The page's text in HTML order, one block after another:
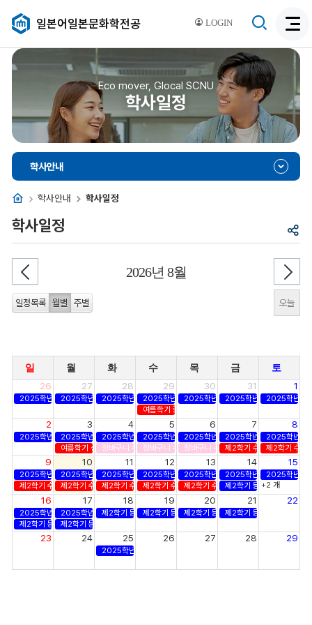
LOGIN
일본어일본문화학전공
색
활
성
색
Eco mover, Glocal SCNU
학사일정
홈 학사안내 학사일정
학사안내
공
학사일정
오늘
일정목록 월별 주별
2026년 8월
일 월 화 수 목 금 토
26 27 28 29 30 31 1
2025학년도 후기 졸업사정
2025학년도 후기 졸업사정
2025학년도 후기 졸업사정
2025학년도 후기 졸업사정
2025학년도 후기 졸업사정
2025학년도 후기 졸업사정
2025학년도
여름학기 종강
2 3 4 5 6 7 8
2025학년도 후기 졸업사정
2025학년도 후기 졸업사정
2025학년도 후기 졸업사정
2025학년도 후기 졸업사정
2025학년도 후기 졸업사정
2025학년도 후기 졸업사정
2025학년도
여름학기 성적 확정장바구니 수강신청장바구니 수강신청장바구니 수강신청제2학기 수강신청제2학기 수강
9 10 11 12 13 14 15
2025학년도 후기 졸업사정
2025학년도 후기 졸업사정
2025학년도 후기 졸업사정
2025학년도 후기 졸업사정
2025학년도 후기 졸업사정
2025학년도 후기 졸업사정
2025학년도
제2학기 수강신청제2학기 수강신청제2학기 수강신청제2학기 수강신청제2학기 수강신청제2학기 등록+2 개
16 17 18 19 20 21 22
2025학년도 후기 졸업사정
2025학년도 후기 졸업사정
제2학기 등록제2학기 등록제2학기 등록제2학기 등록
제2학기 등록제2학기 등록
23 24 25 26 27 28 29
2025학년도 후기 학위수여식